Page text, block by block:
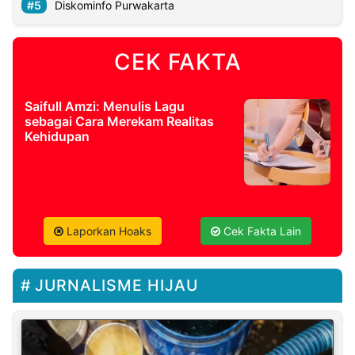
Diskominfo Purwakarta
CEK FAKTA
Saifull Amzi: Menulis Lagu
sebagai Cara Merekam Realitas
Kehidupan
Laporkan Hoaks Cek Fakta Lain
JURNALISME HIJAU